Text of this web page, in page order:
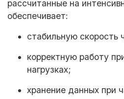
рассчитанные на
обеспечивает:
стабильную скорость
корректную работу
нагрузках;
хранение данных при